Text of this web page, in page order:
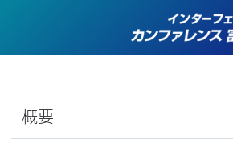
概要